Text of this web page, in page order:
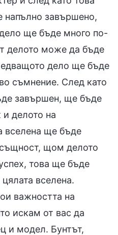
напълно завършено,
ще бъде много по-
делото може да бъде
дело ще бъде
съмнение. След като
завършен, ще бъде
и делото на
вселена ще бъде
щом делото
това ще бъде
вселена.
важността на
искам от вас да
и модел. Бунтът,